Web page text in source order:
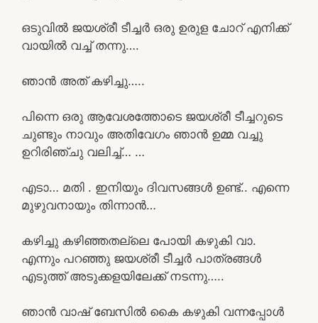
ഒടുവിൽ ജയശ്രീ ടീച്ചർ ഒരു ഉരുള ചോറ് എനിക്ക്
വായിൽ വച്ച് തന്നു….
ഞാൻ അത് കഴിച്ചു…..
പിന്നെ ഒരു ആവേശത്തോടെ ജയശ്രീ ടീച്ചറുടെ
ചുണ്ടും നാവും അതിവേഗം ഞാൻ ഉമ്മ വച്ചു
ഉറിരിഞ്ചു വലിച്ച്… …
എടാ… മതി . ഇനിയും ദിവസങ്ങൾ ഉണ്ട്.. എന്നെ
മുഴുവനായും തിന്നാൻ…
കഴിച്ചു കഴിഞ്ഞതല്ലെ പോയി കഴുകി വാ.
എന്നും പറഞ്ഞു ജയശ്രീ ടീച്ചർ പാത്രങ്ങൾ
എടുത്ത് അടുക്കളയിലേക്ക് നടന്നു…..
ഞാൻ വാഷ് ബേസിൽ കൈ കഴുകി വന്നപ്പോൾ